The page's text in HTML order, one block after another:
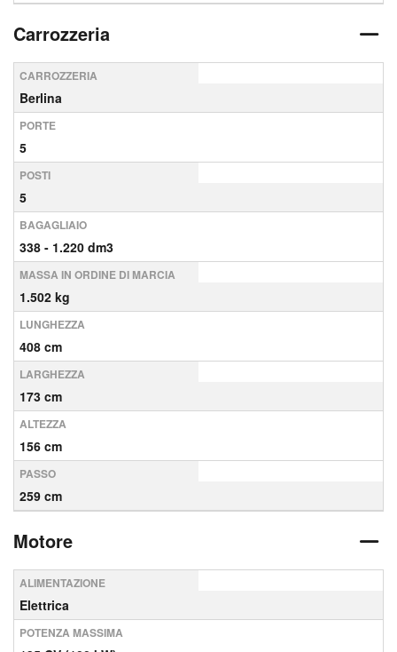
Carrozzeria
CARROZZERIA
Berlina
PORTE
5
POSTI
5
BAGAGLIAIO
338 - 1.220 dm3
MASSA IN ORDINE DI MARCIA
1.502 kg
LUNGHEZZA
408 cm
LARGHEZZA
173 cm
ALTEZZA
156 cm
PASSO
259 cm
Motore
ALIMENTAZIONE
Elettrica
POTENZA MASSIMA